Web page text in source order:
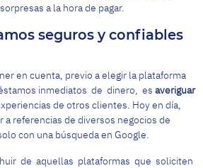
a la hora de pagar.
seguros y confiables
en cuenta, previo a elegir la plataforma
inmediatos de dinero, es averiguar
de otros clientes. Hoy en día,
a referencias de diversos negocios de
con una búsqueda en Google.
de aquellas plataformas que soliciten